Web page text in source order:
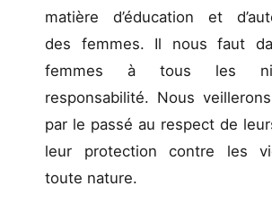
matière d’éducation et
des femmes. Il nous faut
femmes à tous les
responsabilité. Nous
par le passé au respect de
leur protection contre les
toute nature.